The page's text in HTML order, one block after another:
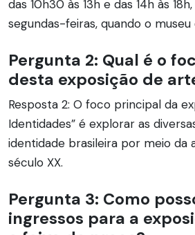
das 10h30 às 13h e das 14h às
segundas-feiras, quando o
Pergunta 2: Qual é o
desta exposição de
Resposta 2: O foco principal da
Identidades” é explorar as
identidade brasileira por meio da
século XX.
Pergunta 3: Como
ingressos para a